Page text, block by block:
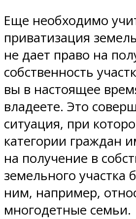
Еще необходимо
приватизация
не дает право на
собственность
вы в настоящее
владеете. Это
ситуация, при
категории граждан
на получение в
земельного участка
ним, например,
многодетные семьи.